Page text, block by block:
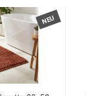
NEU